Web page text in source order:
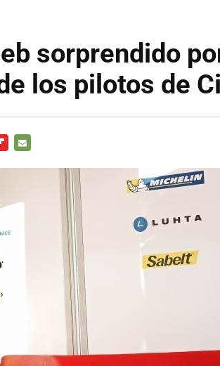
sorprendido
los pilotos de